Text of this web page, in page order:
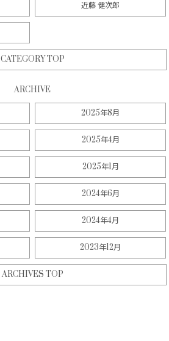
近藤 健次郎
CATEGORY TOP
ARCHIVE
2025年8月
2025年4月
2025年1月
2024年6月
2024年4月
2023年12月
ARCHIVES TOP